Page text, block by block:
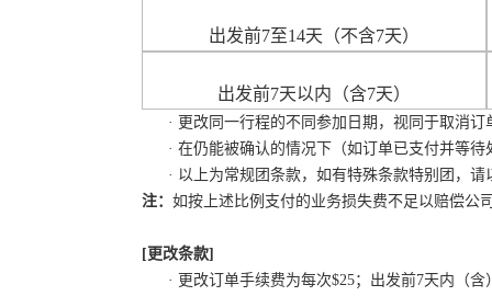
出发前7至14天（不含7天）
出发前7天以内（含7天）
· 更改同一行程的不同参加日期，视同于取消订
· 在仍能被确认的情况下（如订单已支付并等待
· 以上为常规团条款，如有特殊条款特别团，请
注： 如按上述比例支付的业务损失费不足以赔偿公
[更改条款]
· 更改订单手续费为每次$25；出发前7天内（